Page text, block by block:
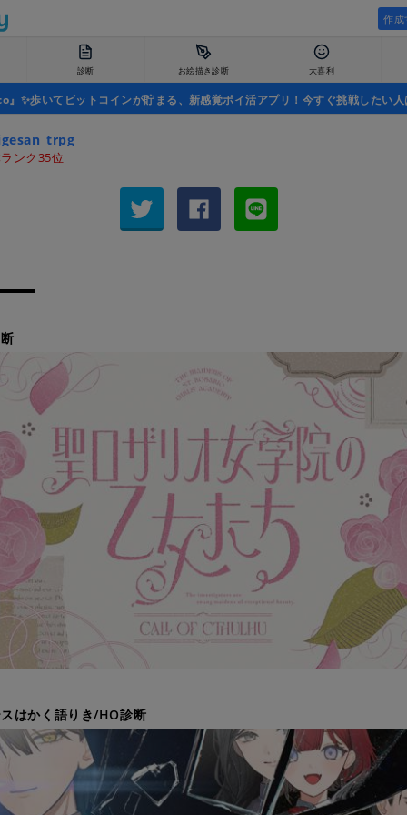
作成
診断 お絵描き診断 大喜利
』✨歩いてビットコインが貯まる、新感覚ポイ活アプリ！今すぐ挑戦したい人
ンク35位
はかく語りき/HO診断